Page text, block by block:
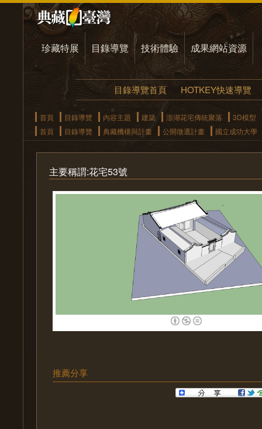
珍藏特展 目錄導覽 技術體驗 成果網站資源
目錄導覽首頁 HOTKEY快速導覽
首頁 目錄導覽 內容主題 建築 澎湖花宅傳統聚落
3D模型
首頁
目錄導覽 典藏機構與計畫 公開徵選計畫 國立成功大學
主要稱謂:花宅53號
推薦分享